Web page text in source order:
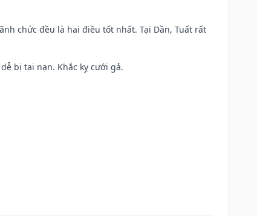
chức đều là hai điều tốt nhất. Tại Dần, Tuất rất
bị tai nạn. Khắc kỵ cưới gả.